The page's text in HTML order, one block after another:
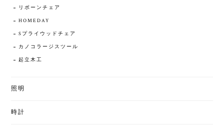
リボーンチェア
HOMEDAY
Sプライウッドチェア
カノコラージスツール
起立木工
照明
時計